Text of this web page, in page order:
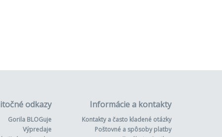
odkazy
Gorila BLOGuje
Výpredaje
Informácie a kontakty
Kontakty a často kladené otázky
Poštovné a spôsoby platby